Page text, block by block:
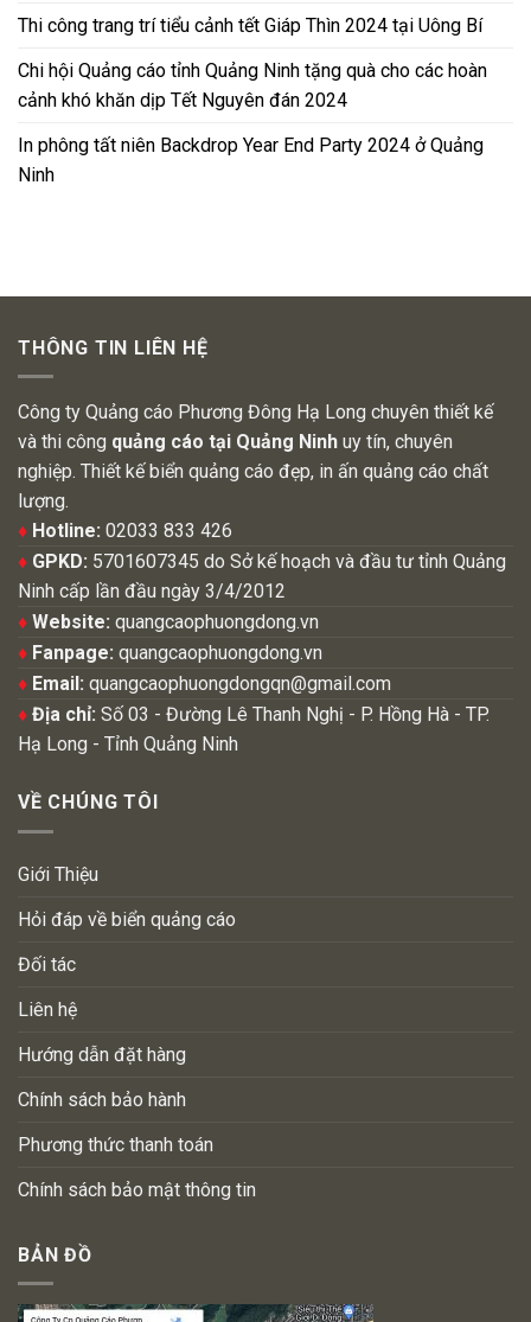
Thi công trang trí tiểu cảnh tết Giáp Thìn 2024 tại Uông Bí
Chi hội Quảng cáo tỉnh Quảng Ninh tặng quà cho các hoàn
cảnh khó khăn dịp Tết Nguyên đán 2024
In phông tất niên Backdrop Year End Party 2024 ở Quảng
Ninh
THÔNG TIN LIÊN HỆ
Công ty Quảng cáo Phương Đông Hạ Long chuyên thiết kế
và thi công quảng cáo tại Quảng Ninh uy tín, chuyên
nghiệp. Thiết kế biển quảng cáo đẹp, in ấn quảng cáo chất
lượng.
♦ Hotline: 02033 833 426
♦ GPKD: 5701607345 do Sở kế hoạch và đầu tư tỉnh Quảng
Ninh cấp lần đầu ngày 3/4/2012
♦ Website: quangcaophuongdong.vn
♦ Fanpage: quangcaophuongdong.vn
♦ Email: quangcaophuongdongqn@gmail.com
♦ Địa chỉ: Số 03 - Đường Lê Thanh Nghị - P. Hồng Hà - TP.
Hạ Long - Tỉnh Quảng Ninh
VỀ CHÚNG TÔI
Giới Thiệu
Hỏi đáp về biển quảng cáo
Đối tác
Liên hệ
Hướng dẫn đặt hàng
Chính sách bảo hành
Phương thức thanh toán
Chính sách bảo mật thông tin
BẢN ĐỒ